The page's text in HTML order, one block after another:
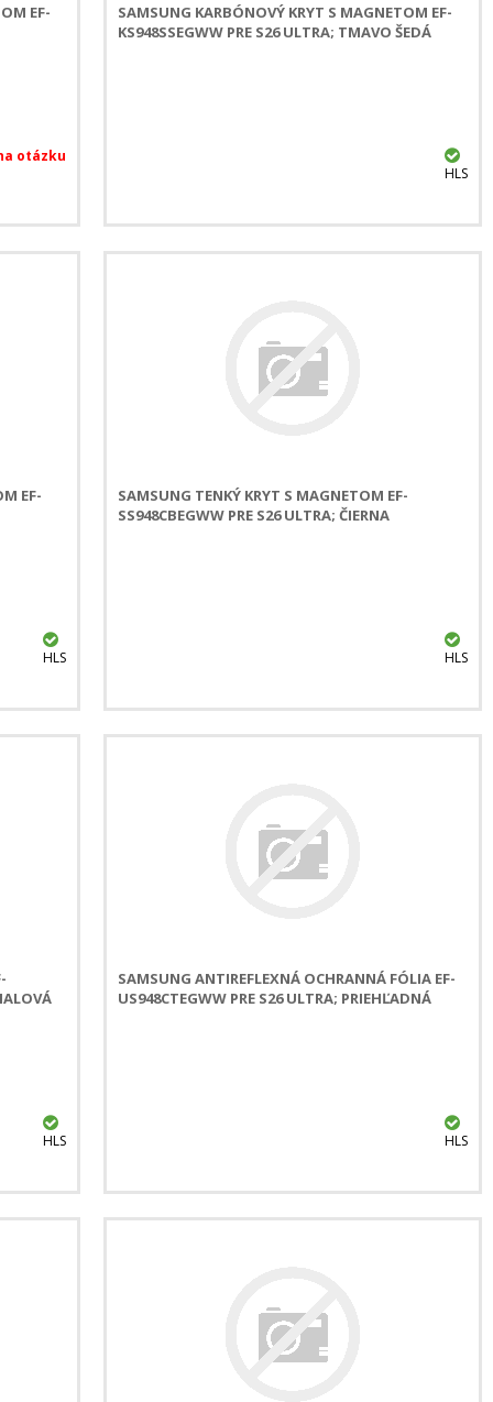
EF-
SAMSUNG KARBÓNOVÝ KRYT S MAGNETOM EF-
KS948SSEGWW PRE S26 ULTRA; TMAVO ŠEDÁ
HLS
EF-
HLS
SAMSUNG TENKÝ KRYT S MAGNETOM EF-
SS948CBEGWW PRE S26 ULTRA; ČIERNA
HLS
HLS
SAMSUNG ANTIREFLEXNÁ OCHRANNÁ FÓLIA EF-
US948CTEGWW PRE S26 ULTRA; PRIEHĽADNÁ
HLS